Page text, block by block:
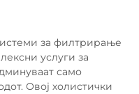
за филтрирање
услуги за
само
Овој холистички